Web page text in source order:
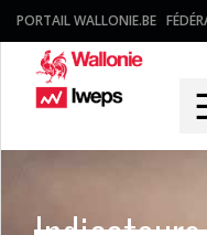
PORTAIL WALLONIE.BE